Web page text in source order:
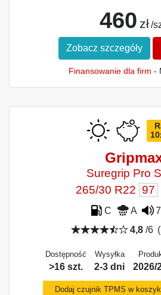
460 zł /
Zobacz szczegóły
Finansowanie dla firm -
Suregrip Pro
265/30 R22 97
C A
4,8 /6 (
Dostępność
>16 szt.
Wysyłka
2-3 dni 2026/
Dodaj czujnik TPMS w